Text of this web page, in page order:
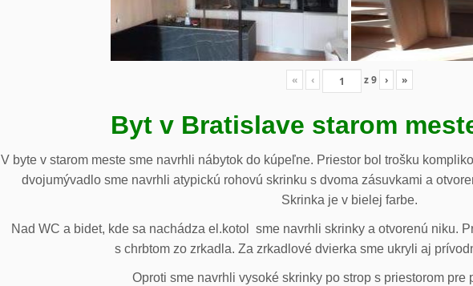
« ‹ z9 › »
Byt v Bratislave starom
V byte v starom meste sme navrhli nábytok do kúpeľne. Priestor bol trošku
dvojumývadlo sme navrhli atypickú rohovú skrinku s dvoma zásuvkami a
Skrinka je v bielej farbe.
Nad WC a bidet, kde sa nachádza el.kotol sme navrhli skrinky a otvorenú niku.
s chrbtom zo zrkadla. Za zrkadlové dvierka sme ukryli aj
Oproti sme navrhli vysoké skrinky po strop s priestorom pre